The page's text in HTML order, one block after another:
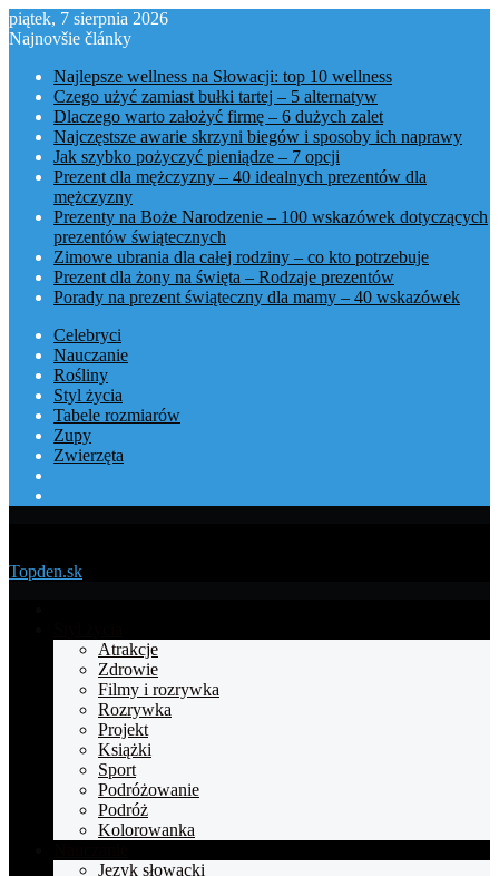
piątek, 7 sierpnia 2026
Najnovšie články
Najlepsze wellness na Słowacji: top 10 wellness
Czego użyć zamiast bułki tartej – 5 alternatyw
Dlaczego warto założyć firmę – 6 dużych zalet
Najczęstsze awarie skrzyni biegów i sposoby ich naprawy
Jak szybko pożyczyć pieniądze – 7 opcji
Prezent dla mężczyzny – 40 idealnych prezentów dla
mężczyzny
Prezenty na Boże Narodzenie – 100 wskazówek dotyczących
prezentów świątecznych
Zimowe ubrania dla całej rodziny – co kto potrzebuje
Prezent dla żony na święta – Rodzaje prezentów
Porady na prezent świąteczny dla mamy – 40 wskazówek
Celebryci
Nauczanie
Rośliny
Styl życia
Tabele rozmiarów
Zupy
Zwierzęta
Topden.sk
Atrakcje
Zdrowie
Filmy i rozrywka
Rozrywka
Projekt
Książki
Sport
Podróżowanie
Podróż
Kolorowanka
Język słowacki